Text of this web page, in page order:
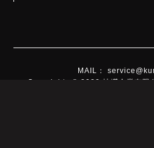
MAIL：
Copyrights © 2022 坤嶸企業有